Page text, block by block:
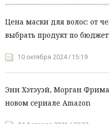
Цена маски для волос: от
выбрать продукт по
10 октября 2024 / 15:19
Энн Хэтэуэй, Морган
новом сериале Amazon